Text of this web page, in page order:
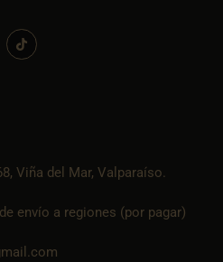
I
c
o
Viña del Mar, Valparaíso.
envío a regiones (por pagar)